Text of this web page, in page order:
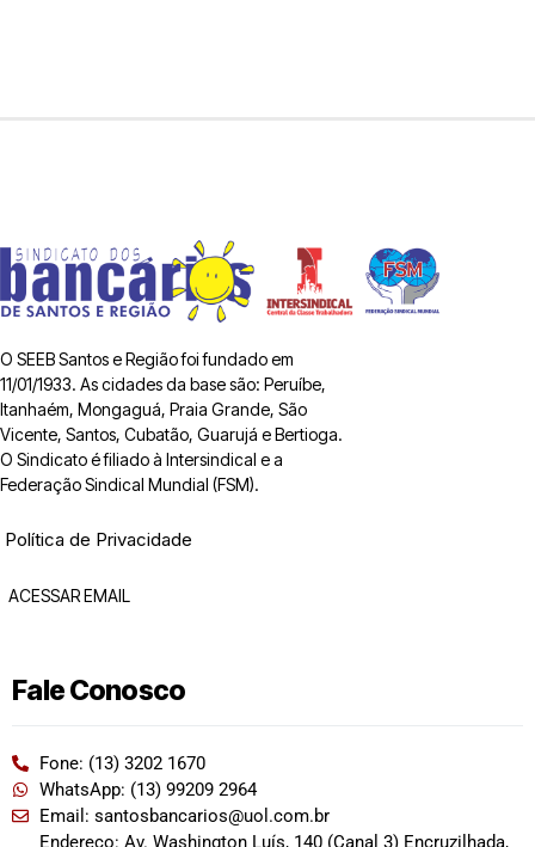
O SEEB Santos e Região foi fundado em
11/01/1933. As cidades da base são: Peruíbe,
Itanhaém, Mongaguá, Praia Grande, São
Vicente, Santos, Cubatão, Guarujá e Bertioga.
O Sindicato é filiado à Intersindical e a
Federação Sindical Mundial (FSM).
Política de Privacidade
ACESSAR EMAIL
Fale Conosco
Fone: (13) 3202 1670
WhatsApp: (13) 99209 2964
Email: santosbancarios@uol.com.br
Endereço: Av. Washington Luís, 140 (Canal 3) Encruzilhada,